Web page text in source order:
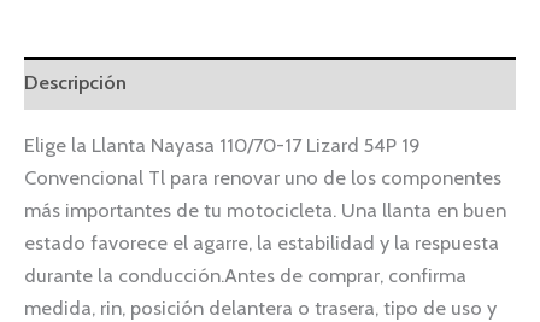
Descripción
Elige la Llanta Nayasa 110/70-17 Lizard 54P 19
Convencional Tl para renovar uno de los componentes
más importantes de tu motocicleta. Una llanta en buen
estado favorece el agarre, la estabilidad y la respuesta
durante la conducción.Antes de comprar, confirma
medida, rin, posición delantera o trasera, tipo de uso y